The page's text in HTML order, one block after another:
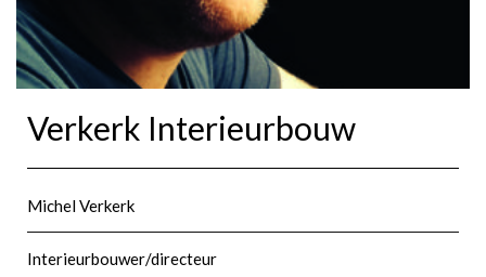
Verkerk Interieurbouw
Michel Verkerk
Interieurbouwer/directeur